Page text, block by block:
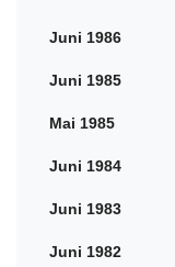
Juni 1986
Juni 1985
Mai 1985
Juni 1984
Juni 1983
Juni 1982